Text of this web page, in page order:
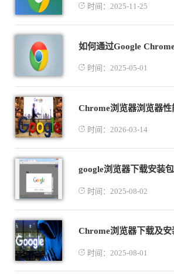
时间：2025-11-25
时间：2025-05-01
时间：2026-03-14
时间：2025-08-02
时间：2025-08-01